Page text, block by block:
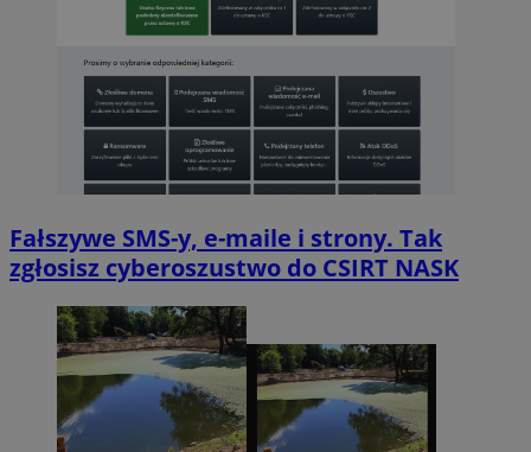
Fałszywe SMS-y, e-maile i strony. Tak
zgłosisz cyberoszustwo do CSIRT NASK